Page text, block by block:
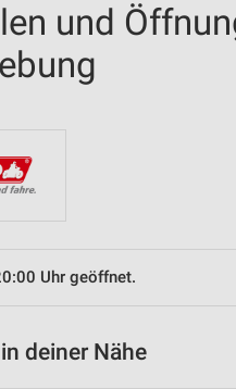
und
Uhr geöffnet.
deiner Nähe